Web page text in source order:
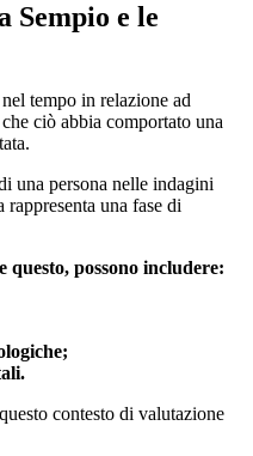
Sempio e le
tempo in relazione ad
ciò abbia comportato una
una persona nelle indagini
una fase di
questo, possono includere:
contesto di valutazione